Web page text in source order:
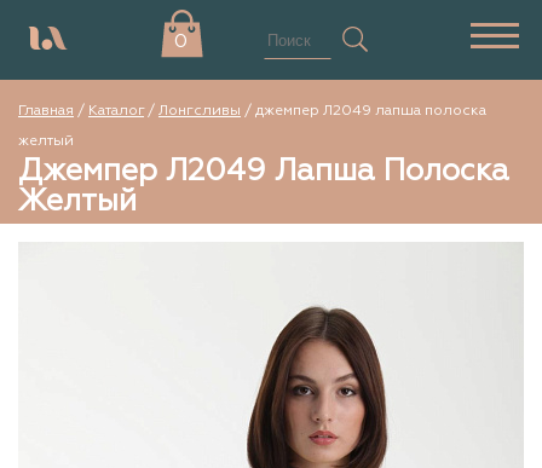
0
Главная / Каталог/ Лонгсливы / джемпер Л2049 лапша полоска
желтый
Джемпер Л2049 Лапша Полоска
Желтый